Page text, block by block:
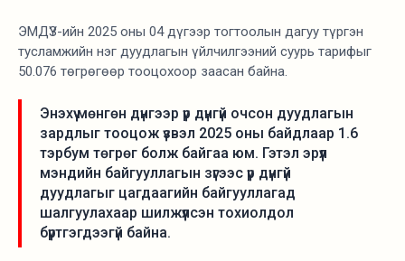
ЭМДҮЗ-ийн 2025 оны 04 дүгээр тогтоолын дагуу түргэн
тусламжийн нэг дуудлагын үйлчилгээний суурь тарифыг
50.076 төгрөгөөр тооцохоор заасан байна.
Энэхүү мөнгөн дүнгээр үр дүнгүй очсон дуудлагын
зардлыг тооцож үзвэл 2025 оны байдлаар 1.6
тэрбум төгрөг болж байгаа юм. Гэтэл эрүүл
мэндийн байгууллагын зүгээс үр дүнгүй
дуудлагыг цагдаагийн байгууллагад
шалгуулахаар шилжүүлсэн тохиолдол
бүртгэгдээгүй байна.